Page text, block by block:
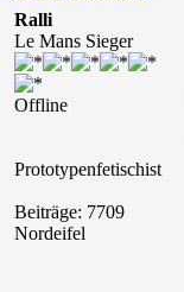
Ralli
Le Mans Sieger
Offline
Prototypenfetischist
Beiträge: 7709
Nordeifel